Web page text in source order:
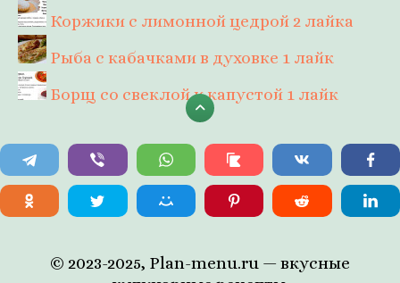
Коржики с лимонной цедрой 2 лайка
Рыба с кабачками в духовке 1 лайк
Борщ со свеклой и капустой 1 лайк
© 2023-2025, Plan-menu.ru — вкусные